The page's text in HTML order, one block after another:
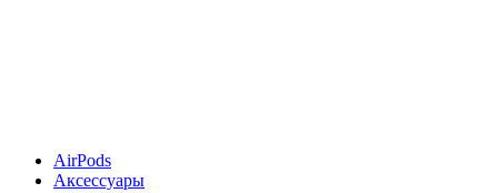
AirPods
Аксессуары